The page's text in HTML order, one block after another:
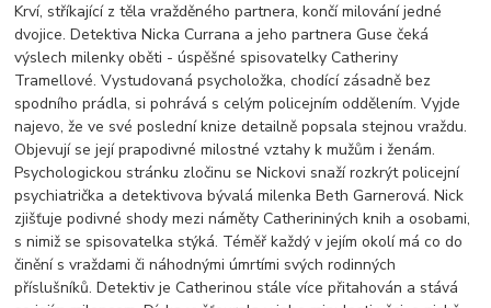
Krví, stříkající z těla vražděného partnera, končí milování jedné
dvojice. Detektiva Nicka Currana a jeho partnera Guse čeká
výslech milenky oběti - úspěšné spisovatelky Catheriny
Tramellové. Vystudovaná psycholožka, chodící zásadně bez
spodního prádla, si pohrává s celým policejním oddělením. Vyjde
najevo, že ve své poslední knize detailně popsala stejnou vraždu.
Objevují se její prapodivné milostné vztahy k mužům i ženám.
Psychologickou stránku zločinu se Nickovi snaží rozkrýt policejní
psychiatrička a detektivova bývalá milenka Beth Garnerová. Nick
zjišťuje podivné shody mezi náměty Catherininých knih a osobami,
s nimiž se spisovatelka stýká. Téměř každý v jejím okolí má co do
činění s vraždami či náhodnými úmrtími svých rodinných
příslušníků. Detektiv je Catherinou stále více přitahován a stává